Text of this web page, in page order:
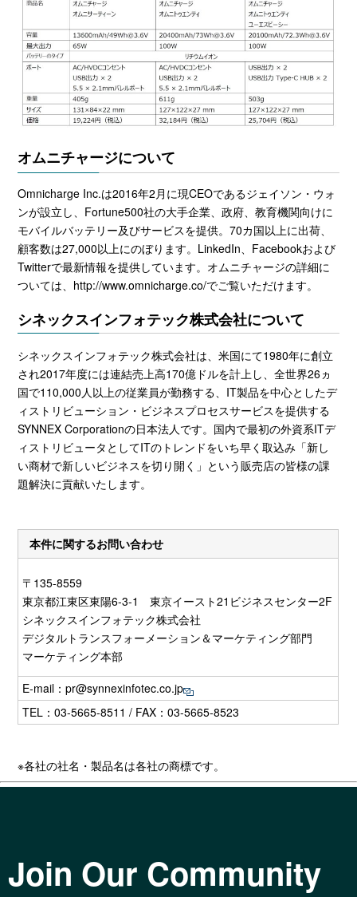
オムニチャージについて
Omnicharge Inc.は2016年2 月に現CEOであるジェイソン・ウォ
ンが設立し、 Fortune500社の大手企業、政府、教育機関向けに
モバイルバッテリー及びサービスを提供。70カ国以上に出荷、
顧客数は27,000以上にのぼります。 LinkedIn Facebookおよび
Twitterで最新情報を提供しています。オムニチャージの詳細に
ついては、 http://www.omnicharge.co/でご覧いただけます。
シネックスインフォテック株式会社について
シネックスインフォテック株式会社は、米国にて1980年に創立
され2017年度には連結売上高170億ドルを計上し、全世界26ヵ
国で110,000 人以上の従業員が勤務する、 IT製品を中心としたデ
ィストリビューション・ビジネスプロセスサービスを提供する
SYNNEX Corporationの日本法人です。国内で最初の外資系ITデ
ィストリビュータとしてITのトレンドをいち早く取込み「新し
い商材で新しいビジネスを切り開く」という販売店の皆様の課
題解決に貢献いたします。
本件に関するお問い合わせ
〒135-8559
東京都江東区東陽6-3-1 東京イースト21ビジネスセンター2F
シネックスインフォテック株式会社
デジタルトランスフォーメーション＆マーケティング部門
マーケティング本部
E-mail：pr@synnexinfotec.co.jp
TEL：03-5665-8511 / FAX：03-5665-8523
※各社の社名・製品名は各社の商標です。
Join Our Community